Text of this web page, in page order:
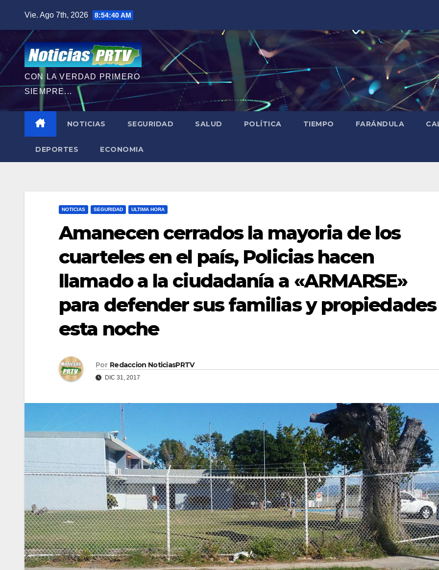
contenido
Vie. Ago 7th, 2026 8:54:42 AM
CON LA VERDAD PRIMERO
SIEMPRE...
NOTICIAS SEGURIDAD SALUD POLÍTICA TIEMPO FARÁNDULA
DEPORTES ECONOMIA
NOTICIAS SEGURIDAD ULTIMA HORA
Amanecen cerrados la mayoria de los
cuarteles en el país, Policias hacen
llamado a la ciudadanía a «ARMARSE»
para defender sus familias y propiedades
esta noche
Por Redaccion NoticiasPRTV
DIC 31, 2017